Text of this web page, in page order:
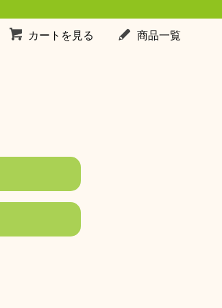
カートを見る 商品一覧